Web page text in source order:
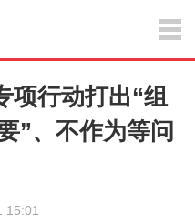
项行动打出“组
”、不作为等问
15:01